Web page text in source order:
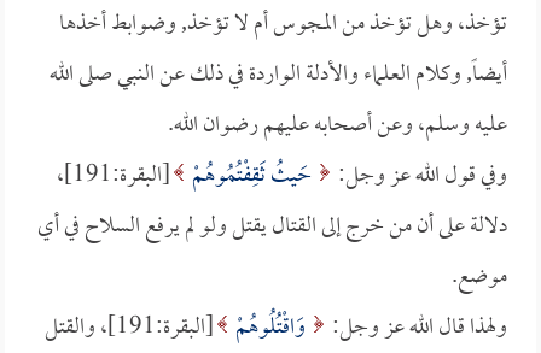
تؤخذ، وهل تؤخذ من المجوس أم لا تؤخذ, وضوابط أخذها
أيضاً, وكلام العلماء والأدلة الواردة في ذلك عن النبي صلى الله
عليه وسلم، وعن أصحابه عليهم رضوان الله.
وفي قول الله عز وجل:
حَيثُ ثَقِفْتُمُوهُمْ
[البقرة:191]،
دلالة على أن من خرج إلى القتال يقتل ولو لم يرفع السلاح في أي
موضع.
ولهذا قال الله عز وجل:
وَاقْتُلُوهُمْ
[البقرة:191]، والقتل